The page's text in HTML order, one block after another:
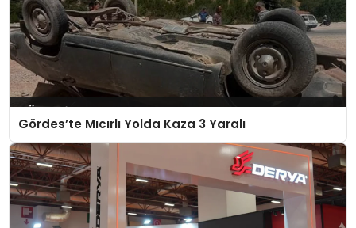
Gördes’te Mıcırlı Yolda Kaza 3 Yaralı